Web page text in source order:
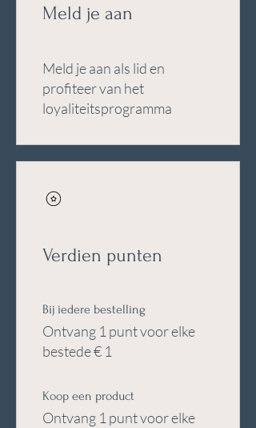
Meld je aan
Meld je aan als lid en
profiteer van het
loyaliteitsprogramma
Verdien punten
Bij iedere bestelling
Ontvang 1 punt voor elke
bestede € 1
Koop een product
Ontvang 1 punt voor elke